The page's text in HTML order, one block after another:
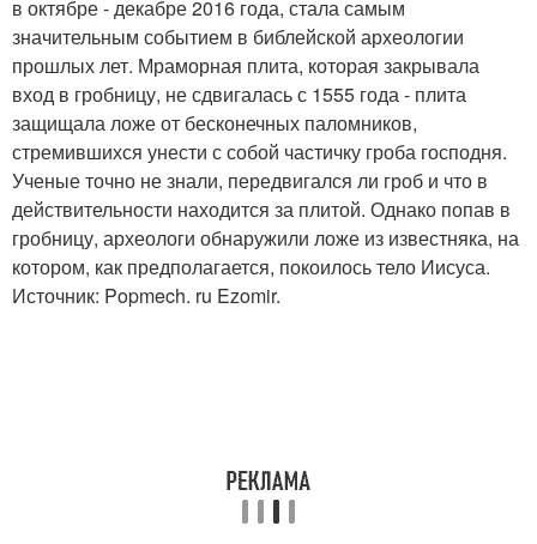
в октябре - декабре 2016 года, стала самым
значительным событием в библейской археологии
прошлых лет. Мраморная плита, которая закрывала
вход в гробницу, не сдвигалась с 1555 года - плита
защищала ложе от бесконечных паломников,
стремившихся унести с собой частичку гроба господня.
Ученые точно не знали, передвигался ли гроб и что в
действительности находится за плитой. Однако попав в
гробницу, археологи обнаружили ложе из известняка, на
котором, как предполагается, покоилось тело Иисуса.
Источник: Popmech. ru Ezomir.